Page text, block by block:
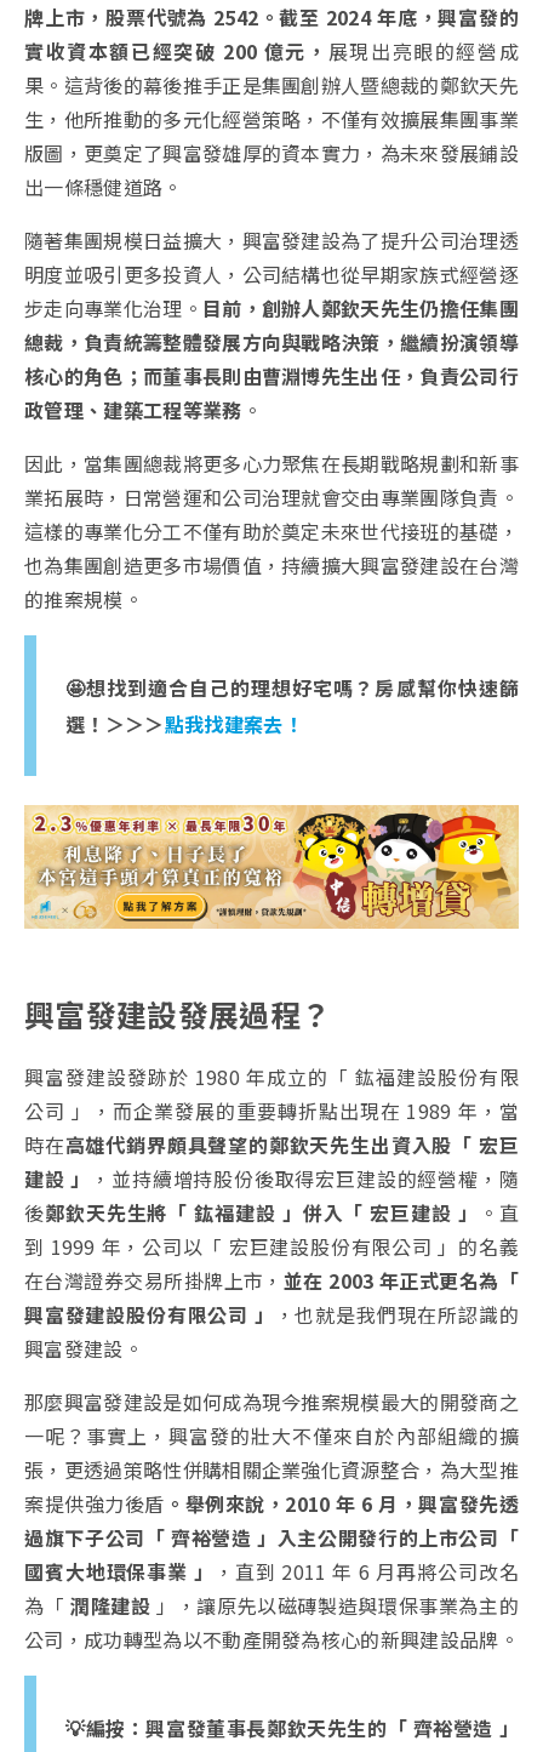
牌上市，股票代號為 2542。截至 2024 年底，興富發的
實收資本額已經突破 200 億元， 展現出亮眼的經營成
果。這背後的幕後推手正是集團創辦人暨總裁的鄭欽天先
生，他所推動的多元化經營策略，不僅有效擴展集團事業
版圖，更奠定了興富發雄厚的資本實力，為未來發展鋪設
出一條穩健道路。
隨著集團規模日益擴大，興富發建設為了提升公司治理透
明度並吸引更多投資人，公司結構也從早期家族式經營逐
步走向專業化治理。 目前，創辦人鄭欽天先生仍擔任集團
總裁，負責統籌整體發展方向與戰略決策，繼續扮演領導
核心的角色；而董事長則由曹淵博先生出任，負責公司行
政管理、建築工程等業務 。
因此，當集團總裁將更多心力聚焦在長期戰略規劃和新事
業拓展時，日常營運和公司治理就會交由專業團隊負責。
這樣的專業化分工不僅有助於奠定未來世代接班的基礎，
也為集團創造更多市場價值，持續擴大興富發建設在台灣
的推案規模。
🤩想找到適合自己的理想好宅嗎？房感幫你快速篩
選！＞＞＞點我找建案去！
興富發建設發展過程？
興富發建設發跡於 1980 年成立的「 鈜福建設股份有限
公司 」，而企業發展的重要轉折點出現在 1989 年，當
時在高雄代銷界頗具聲望的鄭欽天先生出資入股「 宏巨
建設 」
，並持續增持股份後取得宏巨建設的經營權，隨
後鄭欽天先生將「 鈜福建設 」併入「 宏巨建設 」
。直
到 1999 年，公司以「 宏巨建設股份有限公司 」的名義
在台灣證券交易所掛牌上市， 並在 2003 年正式更名為「
興富發建設股份有限公司 」
，也就是我們現在所認識的
興富發建設。
那麼興富發建設是如何成為現今推案規模最大的開發商之
一呢？事實上，興富發的壯大不僅來自於內部組織的擴
張，更透過策略性併購相關企業強化資源整合，為大型推
案提供強力後盾 。舉例來說，2010 年 6 月，興富發先透
過旗下子公司「 齊裕營造 」入主公開發行的上市公司「
國賓大地環保事業 」
，直到 2011 年 6 月再將公司改名
為「 潤隆建設 」，讓原先以磁磚製造與環保事業為主的
公司，成功轉型為以不動產開發為核心的新興建設品牌。
💡編按：興富發董事長鄭欽天先生的「 齊裕營造 」